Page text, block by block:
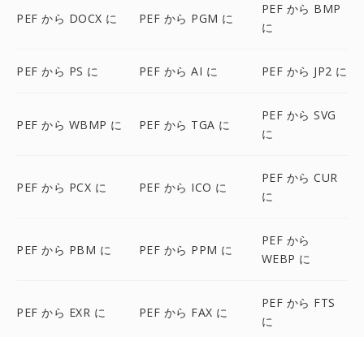
PEF から DOCX に PEF から PGM に
PEF から BMP
に
PEF から PS に PEF から AI に PEF から JP2 に
PEF から WBMP に PEF から TGA に
PEF から SVG
に
PEF から PCX に PEF から ICO に
PEF から CUR
に
PEF から PBM に PEF から PPM に
PEF から
WEBP に
PEF から EXR に PEF から FAX に
PEF から FTS
に